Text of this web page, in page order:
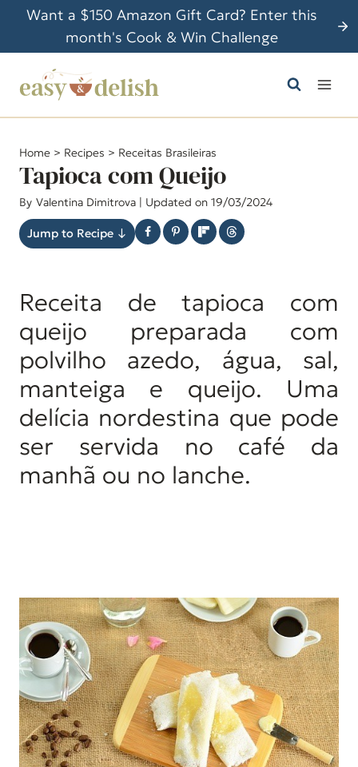
l
p
Want a $150 Amazon Gift Card? Enter this
month's Cook & Win Challenge
Home > Recipes > Receitas Brasileiras
Tapioca com Queijo
By Valentina Dimitrova | Updated on 19/03/2024
Jump to Recipe ↓
Receita de tapioca com
queijo preparada com
polvilho azedo, água, sal,
manteiga e queijo. Uma
delícia nordestina que pode
ser servida no café da
manhã ou no lanche.